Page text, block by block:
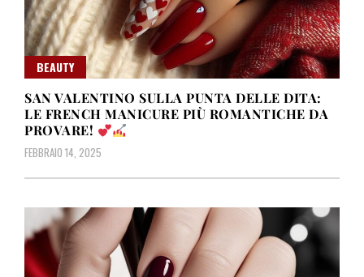
BEAUTY
SAN VALENTINO SULLA PUNTA DELLE DITA:
LE FRENCH MANICURE PIÙ ROMANTICHE DA
PROVARE!
FEBBRAIO 14, 2025